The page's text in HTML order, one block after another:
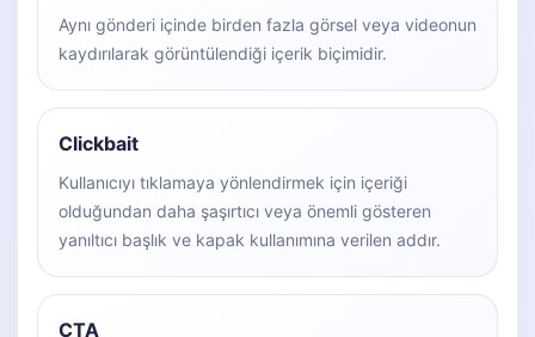
Aynı gönderi içinde birden fazla görsel veya videonun
kaydırılarak görüntülendiği içerik biçimidir.
Clickbait
Kullanıcıyı tıklamaya yönlendirmek için içeriği
olduğundan daha şaşırtıcı veya önemli gösteren
yanıltıcı başlık ve kapak kullanımına verilen addır.
CTA